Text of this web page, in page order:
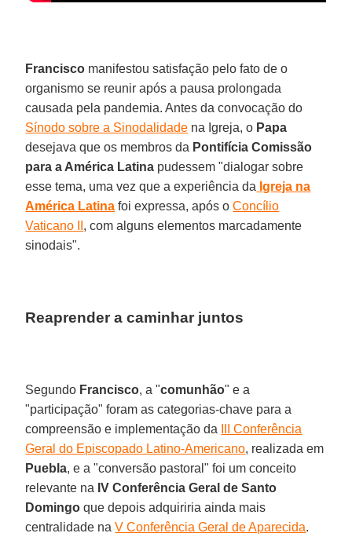
Francisco manifestou satisfação pelo fato de o
organismo se reunir após a pausa prolongada
causada pela pandemia. Antes da convocação do
Sínodo sobre a Sinodalidade na Igreja, o Papa
desejava que os membros da Pontifícia Comissão
para a América Latina pudessem "dialogar sobre
esse tema, uma vez que a experiência da Igreja na
América Latina foi expressa, após oConcílio
Vaticano II , com alguns elementos marcadamente
sinodais".
Reaprender a caminhar juntos
Segundo Francisco, a "comunhão" e a
"participação" foram as categorias-chave para a
compreensão e implementação da
III Conferência
Geral do Episcopado Latino-Americano, realizada em
Puebla, e a "conversão pastoral" foi um conceito
relevante na IV Conferência Geral de Santo
Domingo que depois adquiriria ainda mais
centralidade naV Conferência Geral de Aparecida.